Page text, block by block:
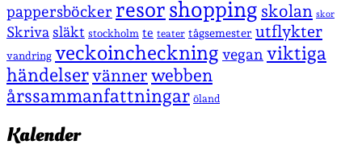
pappersböcker resor shopping skolan skor
Skriva släkt stockholm te teater tågsemester utflykter
vandring veckoincheckning vegan viktiga
händelservänner webben
årssammanfattningar öland
Kalender